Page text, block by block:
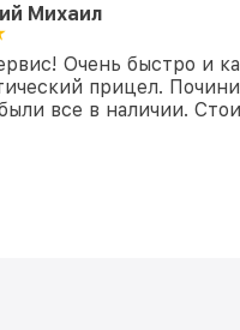
Михаил
Очень быстро и
прицел.
все в наличии.